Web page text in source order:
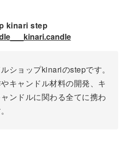
kinari step
ショップkinariのstepです。
キャンドル材料の開発、キ
ンドルに関わる全てに携わ